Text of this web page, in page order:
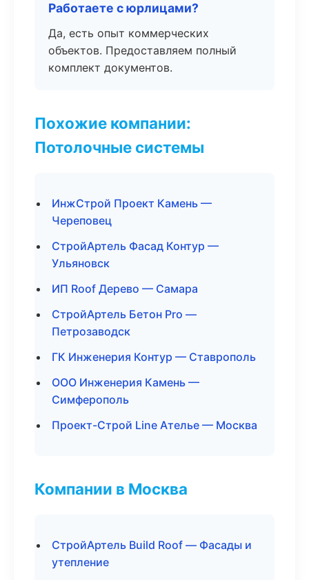
Работаете с юрлицами?
Да, есть опыт коммерческих
объектов. Предоставляем полный
комплект документов.
Похожие компании:
Потолочные системы
ИнжСтрой Проект Камень —
Череповец
СтройАртель Фасад Контур —
Ульяновск
ИП Roof Дерево — Самара
СтройАртель Бетон Pro —
Петрозаводск
ГК Инженерия Контур — Ставрополь
ООО Инженерия Камень —
Симферополь
Проект-Строй Line Ателье — Москва
Компании в Москва
СтройАртель Build Roof — Фасады и
утепление